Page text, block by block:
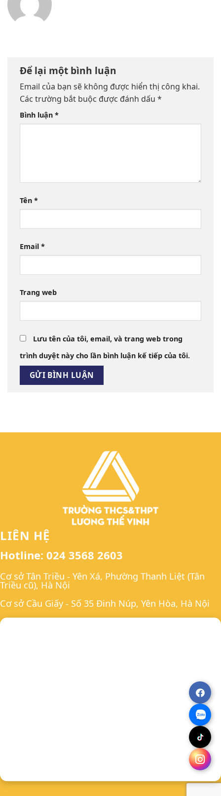
Để lại một bình luận
Email của bạn sẽ không được hiển thị công khai.
Các trường bắt buộc được đánh dấu *
Bình luận *
Tên *
Email *
Trang web
Lưu tên của tôi, email, và trang web trong
trình duyệt này cho lần bình luận kế tiếp của tôi.
LIÊN HỆ
Hotline: 024 3568 2603
Cơ sở Tân Triều - Yên Xá, Phường Thanh Liệt (Tân
Triều cũ), Hà Nội
Cơ sở Cầu Giấy - Số 35 Đinh Núp, Yên Hòa, Hà Nội